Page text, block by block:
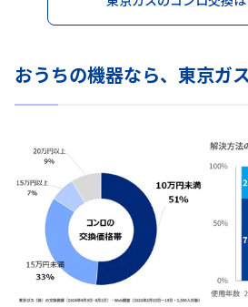
おうちの機器なら、東京ガ